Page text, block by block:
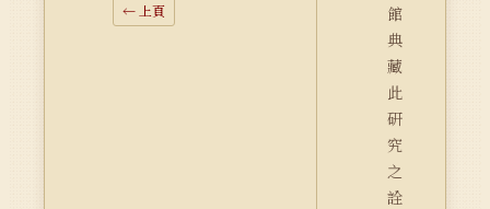
← 上頁
館
典
藏
此
研
究
之
詮